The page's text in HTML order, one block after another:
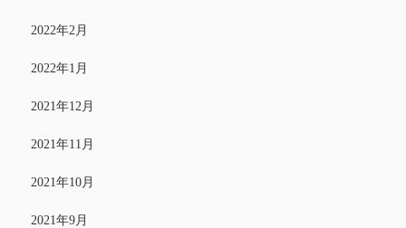
2022年2月
2022年1月
2021年12月
2021年11月
2021年10月
2021年9月